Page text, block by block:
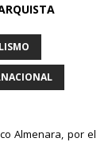
Almenara, por el